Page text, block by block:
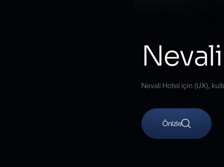
Nevali Hotel için (UX),
Önizle